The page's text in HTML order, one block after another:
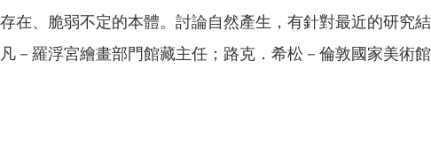
在、脆弱不定的本體。討論自然產生，有針對最近的研究結
－羅浮宮繪畫部門館藏主任；路克．希松－倫敦國家美術